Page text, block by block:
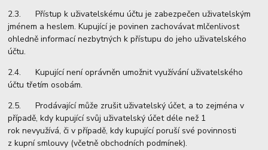
2.3. Přístup k uživatelskému účtu je zabezpečen uživatelským
jménem a heslem. Kupující je povinen zachovávat mlčenlivost
ohledně informací nezbytných k přístupu do jeho uživatelského
účtu.
2.4. Kupující není oprávněn umožnit využívání uživatelského
účtu třetím osobám.
2.5. Prodávající může zrušit uživatelský účet, a to zejména v
případě, kdy kupující svůj uživatelský účet déle než 1
rok nevyužívá, či v případě, kdy kupující poruší své povinnosti
z kupní smlouvy (včetně obchodních podmínek).